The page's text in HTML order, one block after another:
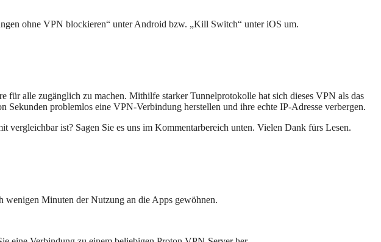
ohne VPN blockieren“ unter Android bzw. „Kill Switch“ unter iOS um.
alle zugänglich zu machen. Mithilfe starker Tunnelprotokolle hat sich dieses VPN als das
problemlos eine VPN-Verbindung herstellen und ihre echte IP-Adresse verbergen.
ist? Sagen Sie es uns im Kommentarbereich unten. Vielen Dank fürs Lesen.
Minuten der Nutzung an die Apps gewöhnen.